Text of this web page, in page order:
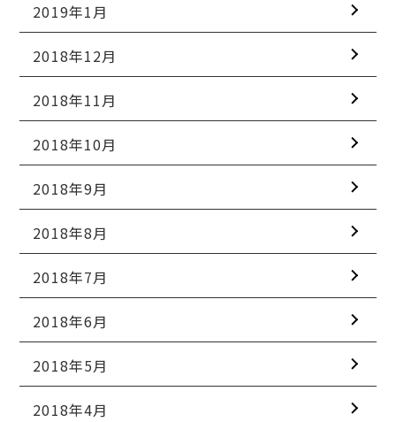
2019年1月
2018年12月
2018年11月
2018年10月
2018年9月
2018年8月
2018年7月
2018年6月
2018年5月
2018年4月